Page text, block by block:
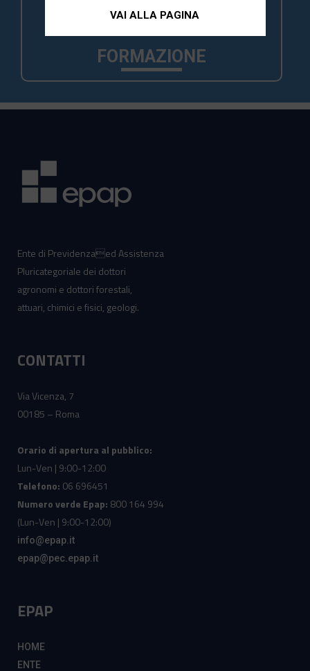
FORMAZIONE
Ente di Previdenzaed Assistenza
Pluricategoriale dei dottori
agronomi e dottori forestali,
attuari, chimici e fisici, geologi.
CONTATTI
Via Vicenza, 7
00185 – Roma
Orario di apertura al pubblico:
Lun-Ven | 9:00-12:00
Telefono: 06 696451
Numero verde Epap: 800 164 994
(Lun-Ven | 9:00-12:00)
info@epap.it
epap@pec.epap.it
EPAP
HOME
ENTE
VAI ALLA PAGINA